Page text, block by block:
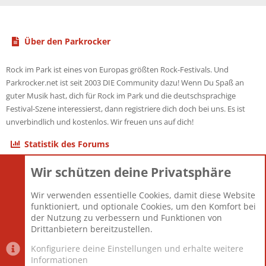
Über den Parkrocker
Rock im Park ist eines von Europas größten Rock-Festivals. Und
Parkrocker.net ist seit 2003 DIE Community dazu! Wenn Du Spaß an
guter Musik hast, dich für Rock im Park und die deutschsprachige
Festival-Szene interessierst, dann registriere dich doch bei uns. Es ist
unverbindlich und kostenlos. Wir freuen uns auf dich!
Statistik des Forums
Themen
Mitglieder
12.427
Neuestes Mitglied
Berlin
Wir schützen deine Privatsphäre
Wir verwenden essentielle Cookies, damit diese Website
funktioniert, und optionale Cookies, um den Komfort bei
der Nutzung zu verbessern und Funktionen von
Drittanbietern bereitzustellen.
Konfiguriere deine Einstellungen und erhalte weitere
Informationen